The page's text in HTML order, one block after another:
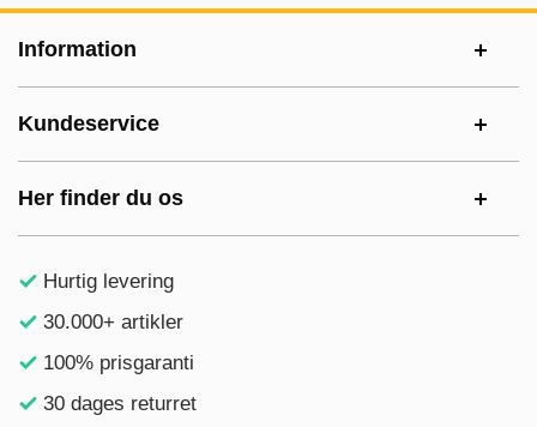
Information
Kundeservice
Her finder du os
Hurtig levering
30.000+ artikler
100% prisgaranti
30 dages returret